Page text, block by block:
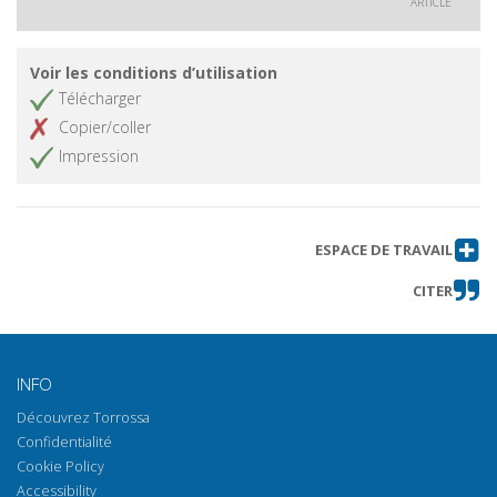
Voir les conditions d’utilisation
Télécharger
Copier/coller
Impression
ESPACE DE TRAVAIL
CITER
INFO
Découvrez Torrossa
Confidentialité
Cookie Policy
Accessibility